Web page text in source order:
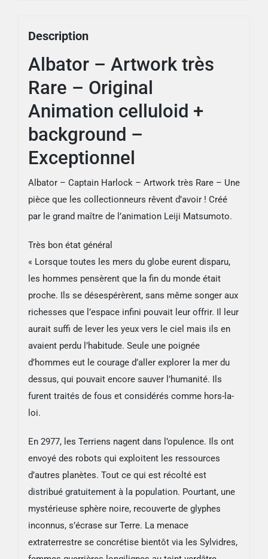
+
-
Exceptionnel
Description
Albator – Artwork très
Rare – Original
Animation celluloid +
background –
Exceptionnel
Albator – Captain Harlock – Artwork très Rare – Une
pièce que les collectionneurs rêvent d’avoir ! Créé
par le grand maître de l’animation Leiji Matsumoto.
Très bon état général
« Lorsque toutes les mers du globe eurent disparu,
les hommes pensèrent que la fin du monde était
proche. Ils se désespérèrent, sans même songer aux
richesses que l’espace infini pouvait leur offrir. Il leur
aurait suffi de lever les yeux vers le ciel mais ils en
avaient perdu l’habitude. Seule une poignée
d’hommes eut le courage d’aller explorer la mer du
dessus, qui pouvait encore sauver l’humanité. Ils
furent traités de fous et considérés comme hors-la-
loi.
En 2977, les Terriens nagent dans l’opulence. Ils ont
envoyé des robots qui exploitent les ressources
d’autres planètes. Tout ce qui est récolté est
distribué gratuitement à la population. Pourtant, une
mystérieuse sphère noire, recouverte de glyphes
inconnus, s’écrase sur Terre. La menace
extraterrestre se concrétise bientôt via les Sylvidres,